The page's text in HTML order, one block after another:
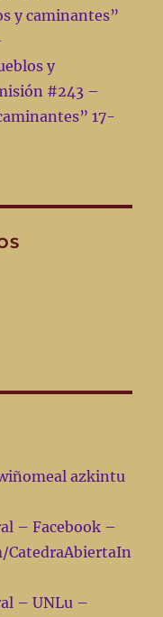
y caminantes”
y
#243 –
17-
azkintu
– Facebook –
– UNLu –